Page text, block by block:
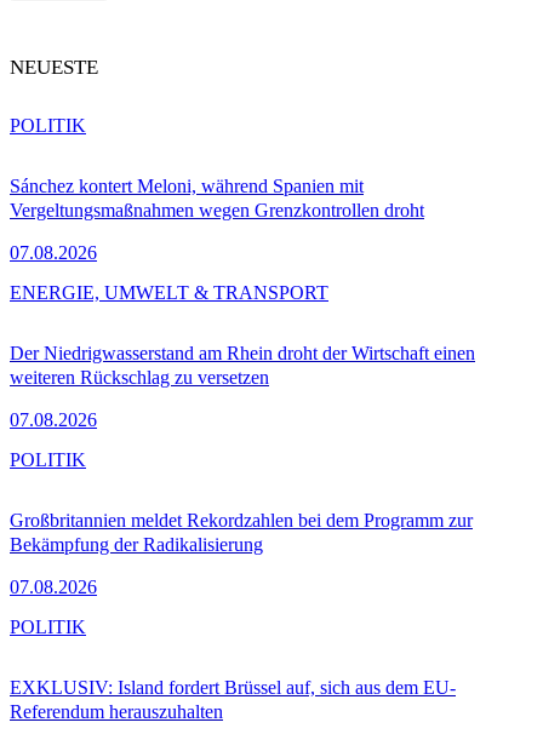
NEUESTE
Sánchez kontert Meloni, während Spanien mit
Vergeltungsmaßnahmen wegen Grenzkontrollen droht
07.08.2026
POLITIK
Der Niedrigwasserstand am Rhein droht der Wirtschaft einen
weiteren Rückschlag zu versetzen
07.08.2026
ENERGIE, UMWELT & TRANSPORT
Großbritannien meldet Rekordzahlen bei dem Programm zur
Bekämpfung der Radikalisierung
07.08.2026
POLITIK
EXKLUSIV: Island fordert Brüssel auf, sich aus dem EU-
Referendum herauszuhalten
POLITIK